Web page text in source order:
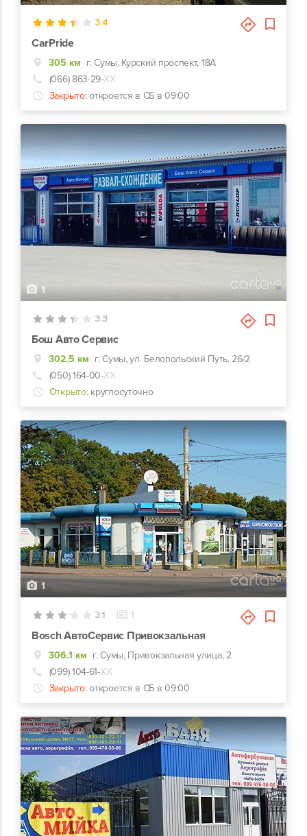
3.4
CarPride
305 км г. Сумы, Курский проспект, 18А
(066) 863-29-ХХ
Закрыто: откроется в СБ в 09:00
1
3.3
Бош Авто Сервис
302.5 км г. Сумы, ул. Белопольский Путь, 26/2
(050) 164-00-ХХ
Открыто: круглосуточно
1
3.1 1
Bosch АвтоСервис Привокзальная
306.1 км г. Сумы, Привокзальная улица, 2
(099) 104-61-ХХ
Закрыто: откроется в СБ в 09:00